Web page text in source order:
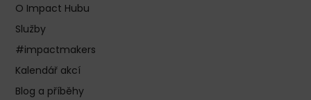
O Impact Hubu
Služby
#impactmakers
Kalendář akcí
Blog a příběhy